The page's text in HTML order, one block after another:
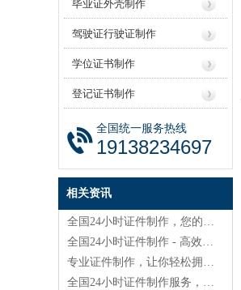
毕业证外壳制作
驾驶证行驶证制作
学位证书制作
登记证书制作
全国统一服务热线
19138234697
相关资讯
全国24小时证件制作，您的最佳选择！
全国24小时证件制作 - 高效优质的选择
专业证件制作，让你轻松拥有各类证件！
全国24小时证件制作服务，让你省心又放心！